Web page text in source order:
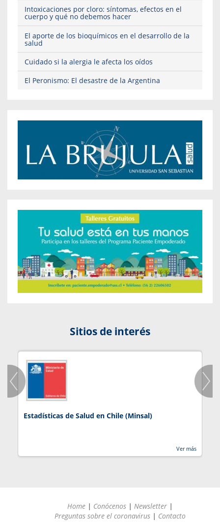
Intoxicaciones por cloro: síntomas, efectos en el
cuerpo y qué no debemos hacer
El aporte de los bioquímicos en el desarrollo de la
salud
Cuidado si la alergia le afecta los oídos
El Peronismo: El desastre de la Argentina
Sitios de interés
Estadísticas de Salud en Chile (Minsal)
Ver más
Home | Conócenos | Newsletter |
Preguntas sobre el coronavirus | Contacto